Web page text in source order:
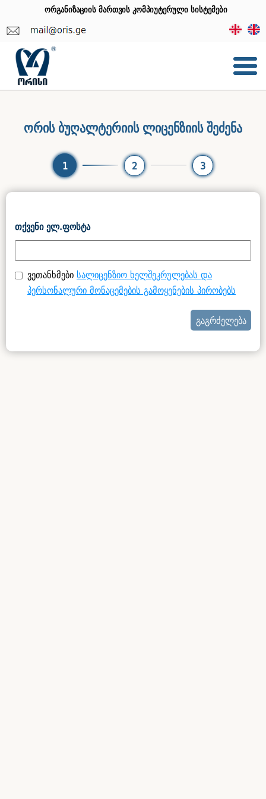
ორგანიზაციის მართვის კომპიუტერული სისტემები
ორის ბუღალტერიის ლიცენზიის შეძენა
1 2 3
თქვენი ელ.ფოსტა
ვეთანხმები სალიცენზიო ხელშეკრულებას და
პერსონალური მონაცემების გამოყენების პირობებს